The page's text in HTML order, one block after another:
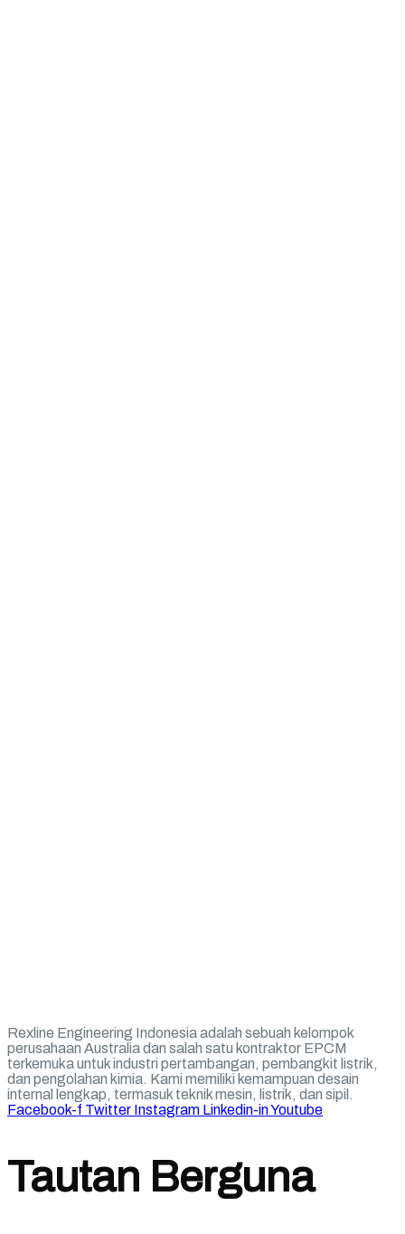
Rexline Engineering Indonesia adalah sebuah kelompok
perusahaan Australia dan salah satu kontraktor EPCM
terkemuka untuk industri pertambangan, pembangkit listrik,
dan pengolahan kimia. Kami memiliki kemampuan desain
internal lengkap, termasuk teknik mesin, listrik, dan sipil.
Facebook-f Twitter Instagram Linkedin-inYoutube
Tautan Berguna